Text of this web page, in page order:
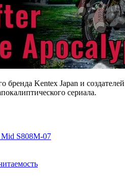
бренда Kentex Japan и
сериала.
S808M-07